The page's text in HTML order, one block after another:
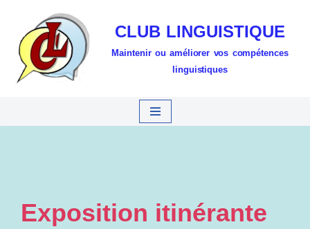
Aller
au
contenu
CLUB LINGUISTIQUE
Maintenir ou améliorer vos compétences
linguistiques
Exposition itinérante